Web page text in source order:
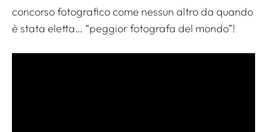
concorso fotografico come nessun altro da quando
è stata eletta… “peggior fotografa del mondo”!